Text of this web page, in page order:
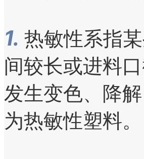
1. 热敏性系指
间较长或进料
发生变色、降
为热敏性塑料。